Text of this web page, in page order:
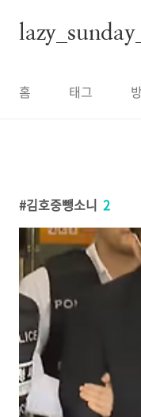
홈 태그
김호중뺑소니 2